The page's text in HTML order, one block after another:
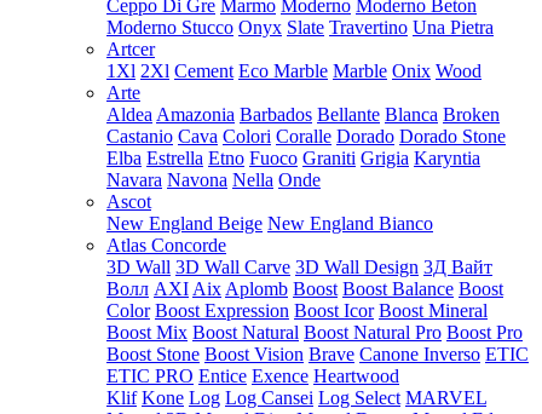
Ceppo Di Gre Marmo Moderno Moderno Beton
Moderno Stucco Onyx Slate Travertino Una Pietra
Artcer
1Xl 2Xl Cement Eco Marble Marble Onix Wood
Arte
Aldea Amazonia Barbados Bellante Blanca Broken
Castanio Cava Colori Coralle Dorado Dorado Stone
Elba Estrella Etno Fuoco Graniti Grigia Karyntia
Navara Navona Nella Onde
Ascot
New England Beige New England Bianco
Atlas Concorde
3D Wall 3D Wall Carve 3D Wall Design 3Д Вайт
Волл AXI Aix Aplomb Boost Boost Balance Boost
Color Boost Expression Boost Icor Boost Mineral
Boost Mix Boost Natural Boost Natural Pro Boost Pro
Boost Stone Boost Vision Brave Canone Inverso ETIC
ETIC PRO Entice Exence Heartwood
Klif Kone Log Log Cansei Log Select MARVEL